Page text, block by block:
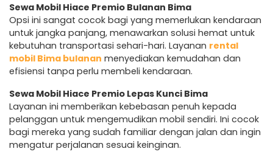
Sewa Mobil Hiace Premio Bulanan Bima
Opsi ini sangat cocok bagi yang memerlukan kendaraan
untuk jangka panjang, menawarkan solusi hemat untuk
kebutuhan transportasi sehari-hari. Layanan rental
mobil Bima bulanan menyediakan kemudahan dan
efisiensi tanpa perlu membeli kendaraan.
Sewa Mobil Hiace Premio Lepas Kunci Bima
Layanan ini memberikan kebebasan penuh kepada
pelanggan untuk mengemudikan mobil sendiri. Ini cocok
bagi mereka yang sudah familiar dengan jalan dan ingin
mengatur perjalanan sesuai keinginan.